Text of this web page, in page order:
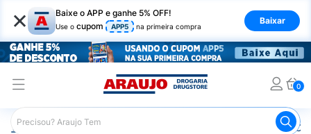
× Baixe o APP e ganhe 5% OFF!
Use o cupom APP5 na primeira compra
Baixar
0
Araujo Mercado Material de Escritório